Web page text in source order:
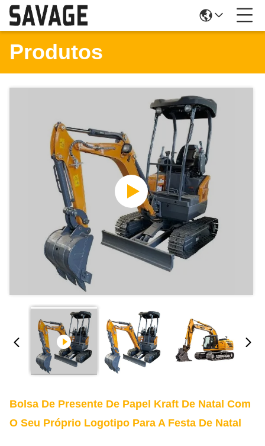
Produtos
Bolsa De Presente De Papel Kraft De Natal Com
O Seu Próprio Logotipo Para A Festa De Natal